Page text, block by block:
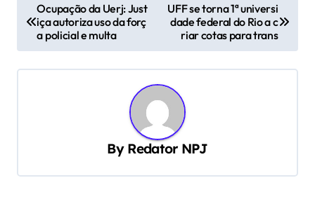
a
v
e
Ocupação da Uerj: Just
iça autoriza uso da forç
a policial e multa
UFF se torna 1ª universi
dade federal do Rio a c
riar cotas para trans
By Redator NPJ